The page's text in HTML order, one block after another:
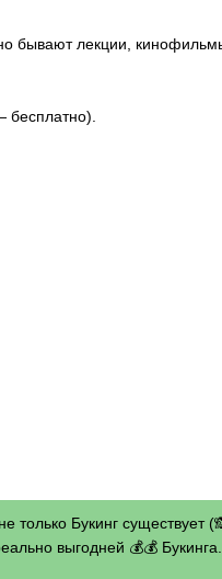
бывают лекции,
только Букинг существует
выгодней 💰💰 Букинга.